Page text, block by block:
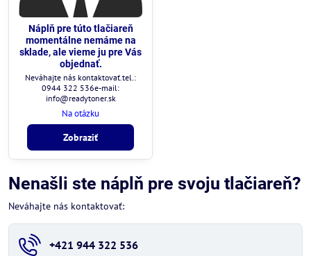
Náplň pre túto tlačiareň
momentálne nemáme na
sklade, ale vieme ju pre Vás
objednať.
Neváhajte nás kontaktovať.tel.:
0944 322 536e-mail:
info@readytoner.sk
Na otázku
Zobraziť
Nenašli ste náplň pre svoju tlačiareň?
Neváhajte nás kontaktovať:
+421 944 322 536